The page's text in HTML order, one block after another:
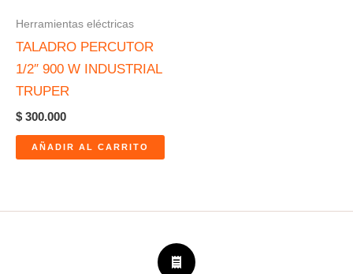
Herramientas eléctricas
TALADRO PERCUTOR
1/2″ 900 W INDUSTRIAL
TRUPER
$ 300.000
AÑADIR AL CARRITO